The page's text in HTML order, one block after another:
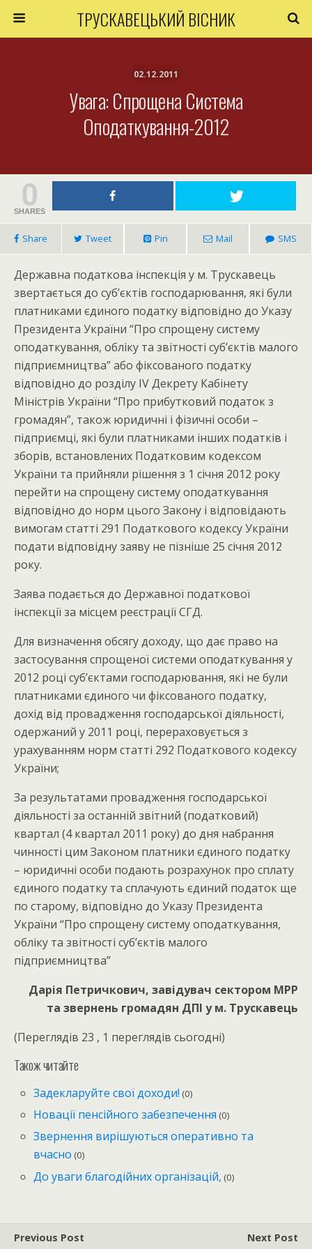
ТРУСКАВЕЦЬКИЙ ВІСНИК
02.12.2011
Увага: Спрощена Система
Оподаткування-2012
0
SHARES
Share Tweet Pin Mail SMS
Державна податкова інспекція у м. Трускавець
звертається до суб’єктів господарювання, які були
платниками єдиного податку відповідно до Указу
Президента України “Про спрощену систему
оподаткування, обліку та звітності суб’єктів малого
підприємництва” або фіксованого податку
відповідно до розділу IV Декрету Кабінету
Міністрів України “Про прибутковий податок з
громадян”, також юридичні і фізичні особи –
підприємці, які були платниками інших податків і
зборів, встановлених Податковим кодексом
України та прийняли рішення з 1 січня 2012 року
перейти на спрощену систему оподаткування
відповідно до норм цього Закону і відповідають
вимогам статті 291 Податкового кодексу України
подати відповідну заяву не пізніше 25 січня 2012
року.
Заява подається до Державної податкової
інспекції за місцем реєстрації СГД.
Для визначення обсягу доходу, що дає право на
застосування спрощеної системи оподаткування у
2012 році суб’єктами господарювання, які не були
платниками єдиного чи фіксованого податку,
дохід від провадження господарської діяльності,
одержаний у 2011 році, перераховується з
урахуванням норм статті 292 Податкового кодексу
України;
За результатами провадження господарської
діяльності за останній звітний (податковий)
квартал (4 квартал 2011 року) до дня набрання
чинності цим Законом платники єдиного податку
– юридичні особи подають розрахунок про сплату
єдиного податку та сплачують єдиний податок ще
по старому, відповідно до Указу Президента
України “Про спрощену систему оподаткування,
обліку та звітності суб’єктів малого
підприємництва”
Дарія Петричкович, завідувач сектором МРР
та звернень громадян ДПІ у м. Трускавець
(Переглядів 23 , 1 переглядів сьогодні)
Також читайте
Задекларуйте свої доходи! (0)
Новації пенсійного забезпечення (0)
Звернення вирішуються оперативно та
вчасно (0)
До уваги благодійних організацій, (0)
Previous Post Next Post